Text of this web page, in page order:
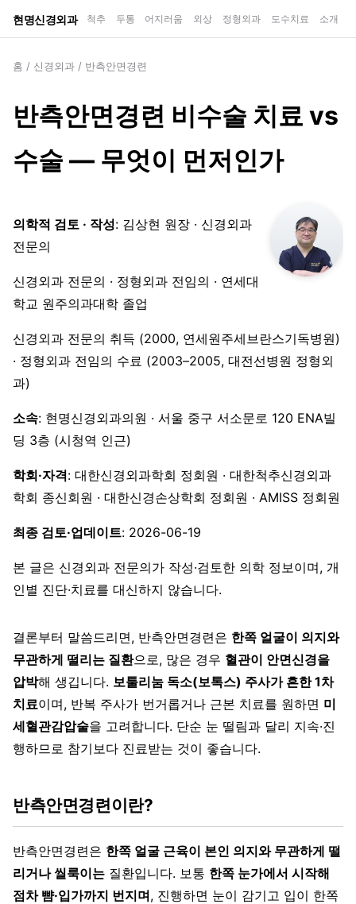
현명신경외과 척추 두통 어지러움 외상 정형외과 도수치료 소개
홈 / 신경외과 / 반측안면경련
반측안면경련 비수술 치료 vs
수술 — 무엇이 먼저인가
의학적 검토 · 작성: 김상현 원장 · 신경외과
전문의
신경외과 전문의 · 정형외과 전임의 · 연세대
학교 원주의과대학 졸업
신경외과 전문의 취득 (2000, 연세원주세브란스기독병원)
· 정형외과 전임의 수료 (2003–2005, 대전선병원 정형외
과)
소속: 현명신경외과의원 · 서울 중구 서소문로 120 ENA빌
딩 3층 (시청역 인근)
학회·자격: 대한신경외과학회 정회원 · 대한척추신경외과
학회 종신회원 · 대한신경손상학회 정회원 · AMISS 정회원
최종 검토·업데이트: 2026-06-19
본 글은 신경외과 전문의가 작성·검토한 의학 정보이며, 개
인별 진단·치료를 대신하지 않습니다.
결론부터 말씀드리면, 반측안면경련은 한쪽 얼굴이 의지와
무관하게 떨리는 질환으로, 많은 경우 혈관이 안면신경을
압박해 생깁니다. 보툴리눔 독소(보톡스) 주사가 흔한 1차
치료이며, 반복 주사가 번거롭거나 근본 치료를 원하면 미
세혈관감압술을 고려합니다. 단순 눈 떨림과 달리 지속·진
행하므로 참기보다 진료받는 것이 좋습니다.
반측안면경련이란?
반측안면경련은 한쪽 얼굴 근육이 본인 의지와 무관하게 떨
리거나 씰룩이는 질환입니다. 보통 한쪽 눈가에서 시작해
점차 뺨·입가까지 번지며, 진행하면 눈이 감기고 입이 한쪽